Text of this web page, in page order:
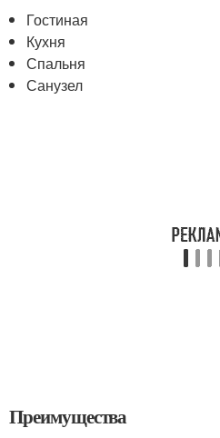
Гостиная
Кухня
Спальня
Санузел
Преимущества